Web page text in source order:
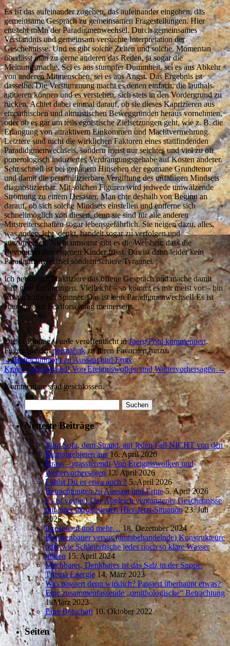
Es ist das aufeinander zugehen, das aufeinander eingehen, das
gemeinsame Gespräch zu gemeinsamen Fragestellungen. Hier
entsteht mMn der Paradigmenwechsel. Durch gemeinsames
Verständnis und gemeinsam versuchte Interpretation der
Geschehnisse. Und es gibt solche Zeiten und solche. Momentan
überlässt man zu gerne anderen das Reden, ja sogar die
Meinungsmache. Sei es aus stumpfer Dummheit, sei es aus Abkehr
von anderen Mitmenschen, sei es aus Angst. Das Ergebnis ist
dasselbe. Die Verstummung macht es denen einfach, die lauthals
agitieren können und es verstehen, sich stets in den Vordergrund zu
rücken. Achtet dabei einmal darauf, ob sie dieses Kaprizieren aus
empathischen und altruistischen Beweggründen heraus vornehmen,
oder ob es gar um teils egoistische Zielsetzungen geht, wie z. B. die
Erlangung von attraktivem Einkommen und Machtvermehrung.
Letztere sind nicht die wirklichen Faktoren eines stattfindenden
Paradidgmenwechsels, sondern meist nur seichtes und viel zu oft
ponerologisch induziertes Verdrängungsgehabe auf Kosten anderer.
Sehr schnell ist bei genauem Hinsehen der egomane Grundtenor
und damit die personifizierbare Vergiftung des unfähigen Mindsets
diagnostizierbar. Mit solchen Figuren wird jedwede umwälzende
Strömung zu einem Desaster. Man chte deshalb von Beginn an
darauf, ob sich solche Mindsets einstellen und entferne sich
schnellmöglich von diesen, denn sie sind für alle anderen
Mitstreiterschaften sogar lebensgefährlich. Sie neigen dazu, alles,
was anders lebt, denkt, handelt sogar zu verfolgen und
auszumerzen. Nicht umsonst gibt es die Weisheit, dass die
Revolution ihre eigenen Kinder frisst. Das ist dann leider kein
Paradigmenwechsel sondern schiere Tyrannei.
Ich persönlich praktiziere das offene Gespräch und mache damit
sehr gute Erfahrungen. Vielleicht – so kommt es mir meist vor – bin
ich auch nur ein Spinner. Das ist kein Paradigmenwechsel! Es ist
eher eine Art Feldforschung meinerseits.
Dieser Eintrag wurde veröffentlicht inJoerg Pohl kommentiert.
Fügen Sie denpermalinkzu Ihren Favoriten hinzu.
←Betrachtungen zu Aussaat und Ernte
Krass – grassierend! Von Ereigniswolken und Wettervorhersagen→
Kommentare sind geschlossen.
Suchen
nach:
Neueste Beiträge
Vom Sofa, dem Strand, auf jeden Fall NICHT von den
Kampfgebieten aus 16. April 2026
Krass – grassierend! Von Ereigniswolken und
Wettervorhersagen 12. April 2026
Fühlst Du es etwa auch ? 5. April 2026
Betrachtungen zu Aussaat und Ernte 5. April 2026
Es ist vorbei! Der Abgleich vergangener Geschehnisse
mit einer aktualisierten Hier-Jetzt-Situation 23. Juli
2025
Exosomen und mehr… 18. Dezember 2024
Brückenbauer versus (amtsbehandelnde) Konstrukteure
oder wie Schleierfische jedes noch so klare Wasser
trüben 15. April 2024
Machbares, Denkbares ist das Salz in der Suppe.
Thema Energie 14. März 2023
Was passiert denn wirklich? Passiert überhaupt etwas?
Eine zusammenfassende „ornithologische“ Betrachtung
1. März 2023
Eine Botschaft 10. Oktober 2022
Seiten